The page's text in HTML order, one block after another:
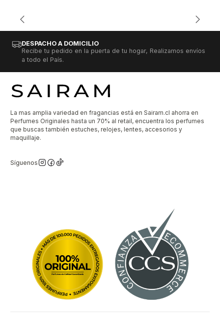
DESPACHO A DOMICILIO
Recibe tu pedido en la puerta de tu hogar, Realizamos envíos
a todo el País.
La mas amplia variedad en fragancias está en Sairam.cl ahorra en
Perfumes Originales hasta un 70% al retail, encuentra los perfumes
que buscas también estuches, relojes, lentes, accesorios y
maquillaje.
Síguenos